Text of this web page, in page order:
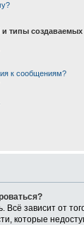
типы создаваемых
к сообщениям?
Всё зависит от
которые